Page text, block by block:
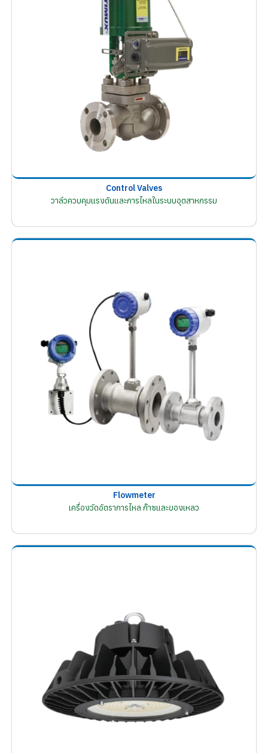
Control Valves
วาล์วควบคุมแรงดันและการไหลในระบบอุตสาหกรรม
Flowmeter
เครื่องวัดอัตราการไหล ก๊าซและของเหลว